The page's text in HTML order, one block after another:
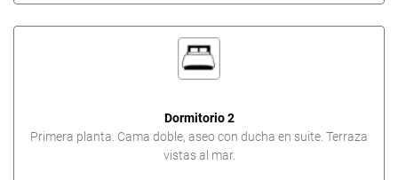
Dormitorio 2
Primera planta. Cama doble, aseo con ducha en suite. Terraza
vistas al mar.